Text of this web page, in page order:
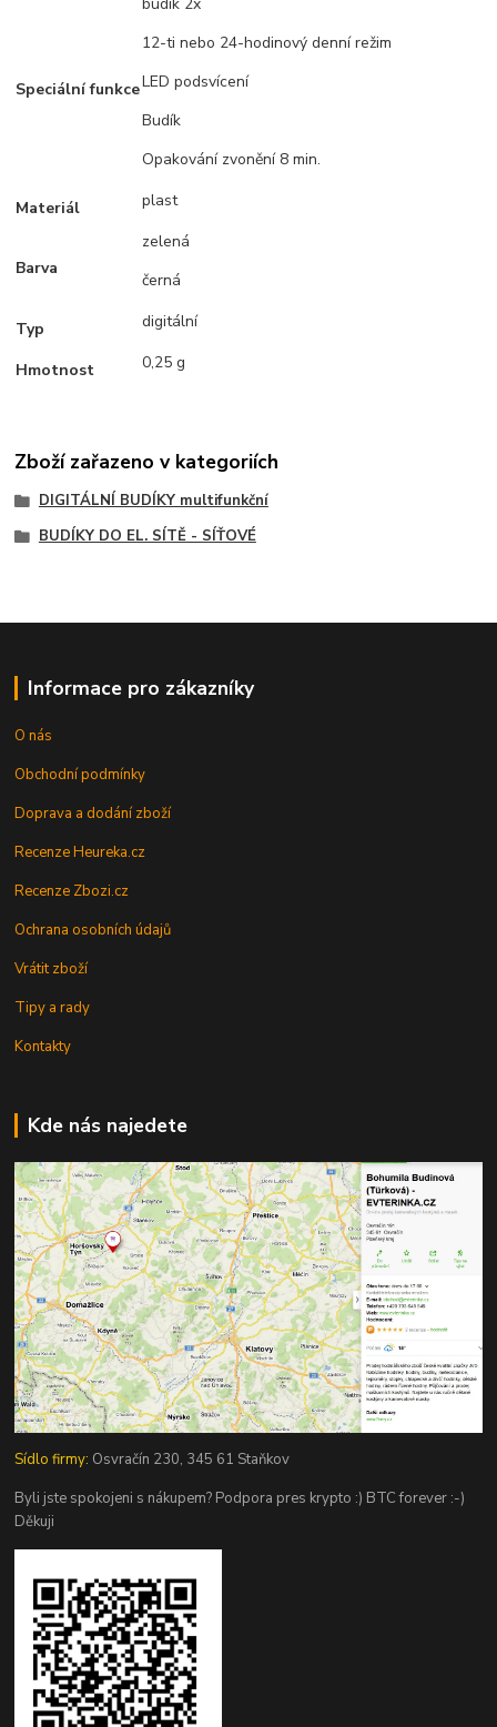
Speciální funkce
12-ti nebo 24-hodinový denní režim
LED podsvícení
Budík
Opakování zvonění 8 min.
Materiál plast
Barva
zelená
černá
Typ digitální
Hmotnost 0,25 g
Zboží zařazeno v kategoriích
DIGITÁLNÍ BUDÍKY multifunkční
BUDÍKY DO EL. SÍTĚ - SÍŤOVÉ
Informace pro zákazníky
O nás
Obchodní podmínky
Doprava a dodání zboží
Recenze Heureka.cz
Recenze Zbozi.cz
Ochrana osobních údajů
Vrátit zboží
Tipy a rady
Kontakty
Kde nás najedete
Sídlo firmy: Osvračín 230, 345 61 Staňkov
Byli jste spokojeni s nákupem? Podpora pres krypto :) BTC forever :-)
Děkuji